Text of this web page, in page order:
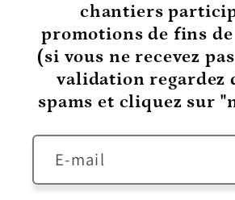
chantiers
promotions de fins
(si vous ne recevez
validation regardez
spams et cliquez sur
E-mail